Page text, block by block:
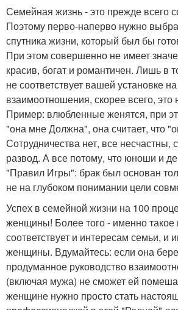
Семейная жизнь - это прежде всего
Поэтому перво-наперво нужно
спутника жизни, который был бы
При этом совершенно не имеет
красив, богат и романтичен. Лишь в
не соответствует вашей установке
взаимоотношения, скорее всего,
Пример: влюбленные женятся, при
"она мне Должна", она считает, что
Сотрудничества нет, все несчастны,
развод. А все потому, что юноши и
"Правил Игры": брак был основан
не на глубоком понимании цели
Успех в семейной жизни на 100
женщины! Более того - именно
соответствует и интересам семьи, и
женщины. Вдумайтесь: если она
продуманное руководство
(включая мужа) не сможет ей
женщине нужно просто стать